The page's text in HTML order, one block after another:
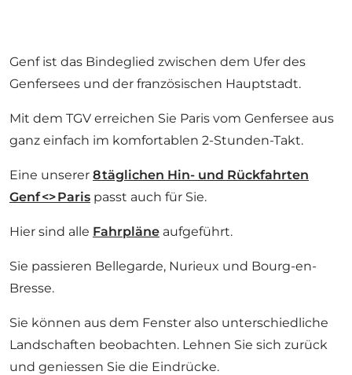
Genf ist das Bindeglied zwischen dem Ufer des
Genfersees und der französischen Hauptstadt.
Mit dem TGV erreichen Sie Paris vom Genfersee aus
ganz einfach im komfortablen 2-Stunden-Takt.
Eine unserer 8 täglichen Hin- und Rückfahrten
Genf <> Paris passt auch für Sie.
Hier sind alle Fahrpläne aufgeführt.
Sie passieren Bellegarde, Nurieux und Bourg-en-
Bresse.
Sie können aus dem Fenster also unterschiedliche
Landschaften beobachten. Lehnen Sie sich zurück
und geniessen Sie die Eindrücke.